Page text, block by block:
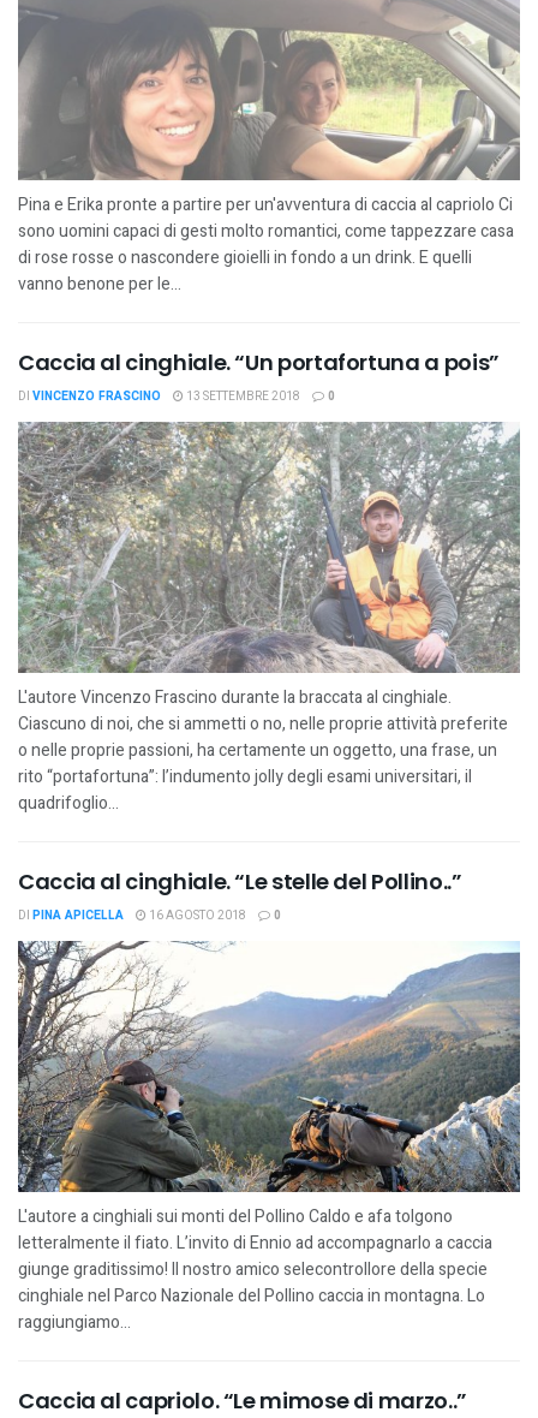
Pina e Erika pronte a partire per un'avventura di caccia al capriolo Ci
sono uomini capaci di gesti molto romantici, come tappezzare casa
di rose rosse o nascondere gioielli in fondo a un drink. E quelli
vanno benone per le...
Caccia al cinghiale. “Un portafortuna a pois”
DI VINCENZO FRASCINO 13 SETTEMBRE 2018 0
L'autore Vincenzo Frascino durante la braccata al cinghiale.
Ciascuno di noi, che si ammetti o no, nelle proprie attività preferite
o nelle proprie passioni, ha certamente un oggetto, una frase, un
rito “portafortuna”: l’indumento jolly degli esami universitari, il
quadrifoglio...
Caccia al cinghiale. “Le stelle del Pollino..”
DI PINA APICELLA 16 AGOSTO 2018 0
L'autore a cinghiali sui monti del Pollino Caldo e afa tolgono
letteralmente il fiato. L’invito di Ennio ad accompagnarlo a caccia
giunge graditissimo! Il nostro amico selecontrollore della specie
cinghiale nel Parco Nazionale del Pollino caccia in montagna. Lo
raggiungiamo...
Caccia al capriolo. “Le mimose di marzo..”